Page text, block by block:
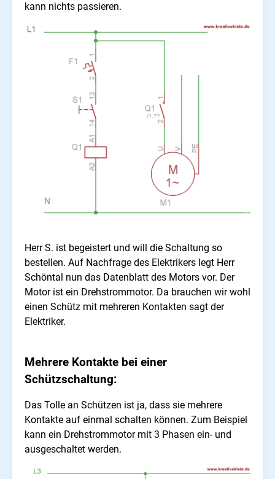
kann nichts passieren.
Herr S. ist begeistert und will die Schaltung so
bestellen. Auf Nachfrage des Elektrikers legt Herr
Schöntal nun das Datenblatt des Motors vor. Der
Motor ist ein Drehstrommotor. Da brauchen wir wohl
einen Schütz mit mehreren Kontakten sagt der
Elektriker.
Mehrere Kontakte bei einer
Schützschaltung:
Das Tolle an Schützen ist ja, dass sie mehrere
Kontakte auf einmal schalten können. Zum Beispiel
kann ein Drehstrommotor mit 3 Phasen ein- und
ausgeschaltet werden.